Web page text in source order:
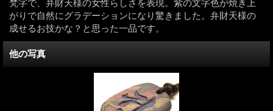
梵字で、弁財天様の女性らしさを表現。紫の文字色が焼き上
がりで自然にグラデーションになり驚きました。弁財天様の
成せるお技かな？と思った一品です。
他の写真